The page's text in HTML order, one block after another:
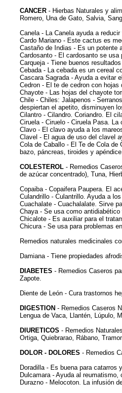
CANCER - Hierbas Naturales y
Romero, Una de Gato, Salvia,
Canela - La Canela ayuda a
Cardo Mariano - Este cactus es
Castaño de Indias - Es un potente
Cardosanto - El cardosanto se
Carqueja - Tiene buenos
Cebada - La cebada es un cereal
Cascara Sagrada - Ayuda a evitar
Cedron - El te de cedron con
Chayote - Las hojas del chayote
Chile - Chiles: Jalapenos -
despiertan el apetito, disminuyen
Cilantro - Cilandro. Coriandro. El
Ciruela - Ciruelo - Ciruela Pasa.
Clavo - El clavo ayuda a los
Clavel - El agua de uso del clavel
Cola de Caballo - El Te de Cola
bazo, páncreas, tiroides y
COLESTEROL - Remedios
de azúcar concentrado), Tuna,
Copaiba - Copaifera Paupera. El
Culandrillo - Culantrillo. Ayuda a
Cuachalate - Cuachalalate. Sirve
Chaya - Se usa como
Chicalote - Es auxiliar para el
Chicura - Se usa para problemas
Remedios naturales medicinales
Damiana - Tiene propiedades
DIABETES - Remedios Caseros
Zapote.
Diente de León - Cura trastornos
DIGESTION - Remedios Caseros
Lengua de Vaca, Llantén, Lúpulo,
DIURETICOS - Remedios
Ortiga, Quiebrarao, Rábano,
DOLOR - DOLORES - Remedios
Doradilla - Es buena para catarros
Dulcamara - Ayuda al
Durazno - Melocoton. La infusión